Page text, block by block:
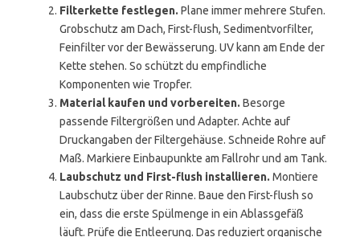
Filterkette festlegen. Plane immer mehrere Stufen.
Grobschutz am Dach, First-flush, Sedimentvorfilter,
Feinfilter vor der Bewässerung. UV kann am Ende der
Kette stehen. So schützt du empfindliche
Komponenten wie Tropfer.
Material kaufen und vorbereiten. Besorge
passende Filtergrößen und Adapter. Achte auf
Druckangaben der Filtergehäuse. Schneide Rohre auf
Maß. Markiere Einbaupunkte am Fallrohr und am Tank.
Laubschutz und First-flush installieren. Montiere
Laubschutz über der Rinne. Baue den First-flush so
ein, dass die erste Spülmenge in ein Ablassgefäß
läuft. Prüfe die Entleerung. Das reduziert organische